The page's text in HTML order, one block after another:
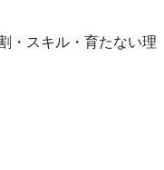
・スキル・育たない理